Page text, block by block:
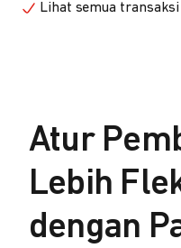
Lihat semua
Atur
Lebih
dengan